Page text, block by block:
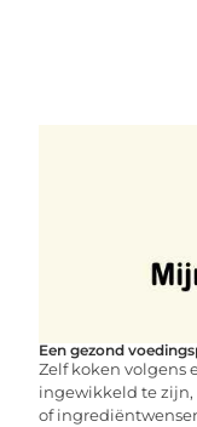
Een gezond
Zelf koken volgens
ingewikkeld te zijn,
of